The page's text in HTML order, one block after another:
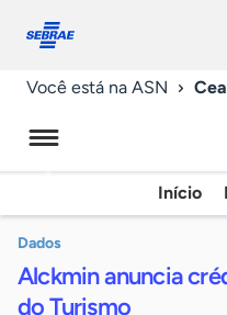
conosco
Você está na ASN
Início
Dados
Alckmin anuncia
do Turismo